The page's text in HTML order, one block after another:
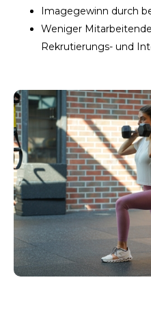
Imagegewinn durch
Weniger
Rekrutierungs- und